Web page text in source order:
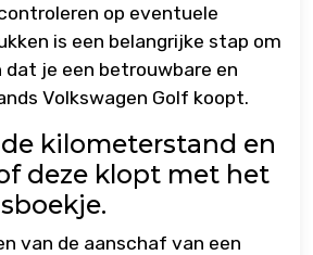
op eventuele
is een belangrijke stap om
dat je een betrouwbare en
Volkswagen Golf koopt.
kilometerstand en
deze klopt met het
van de aanschaf van een